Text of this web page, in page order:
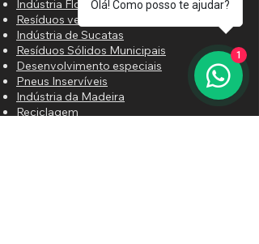
Segurança:Com a conformidade
com a NR12, os operadores podem
trabalhar com tranquilidade,
priorizando a segurança durante o
uso da máquina.
Indústria Florestal
Resíduos verdes Orgânicos
Indústria de Sucatas
Resíduos Sólidos Municipais
Desenvolvimento especiais
Pneus Inservíveis
Indústria da Madeira
Reciclagem
Olá! Como posso te ajudar?
1